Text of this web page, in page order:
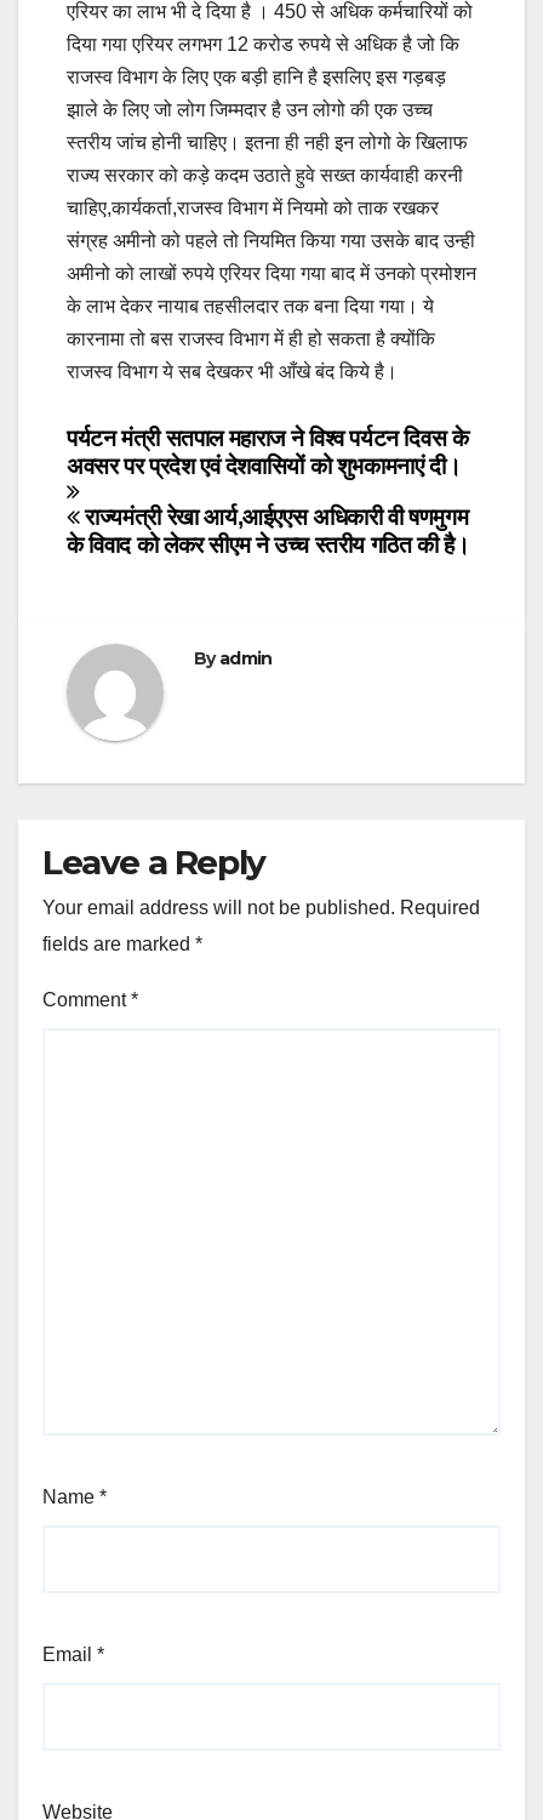
एरियर का लाभ भी दे दिया है । 450 से अधिक कर्मचारियों को
दिया गया एरियर लगभग 12 करोड रुपये से अधिक है जो कि
राजस्व विभाग के लिए एक बड़ी हानि है इसलिए इस गड़बड़
झाले के लिए जो लोग जिम्मदार है उन लोगो की एक उच्च
स्तरीय जांच होनी चाहिए। इतना ही नही इन लोगो के खिलाफ
राज्य सरकार को कड़े कदम उठाते हुवे सख्त कार्यवाही करनी
चाहिए,कार्यकर्ता,राजस्व विभाग में नियमो को ताक रखकर
संग्रह अमीनो को पहले तो नियमित किया गया उसके बाद उन्ही
अमीनो को लाखों रुपये एरियर दिया गया बाद में उनको प्रमोशन
के लाभ देकर नायाब तहसीलदार तक बना दिया गया। ये
कारनामा तो बस राजस्व विभाग में ही हो सकता है क्योंकि
राजस्व विभाग ये सब देखकर भी आँखे बंद किये है।
Post
navigation
पर्यटन मंत्री सतपाल महाराज ने विश्व पर्यटन दिवस के
अवसर पर प्रदेश एवं देशवासियों को शुभकामनाएं दी।
राज्यमंत्री रेखा आर्य,आईएएस अधिकारी वी षणमुगम
के विवाद को लेकर सीएम ने उच्च स्तरीय गठित की है।
Byadmin
Leave a Reply
Your email address will not be published. Required
fields are marked *
Comment*
Name *
Email *
Website